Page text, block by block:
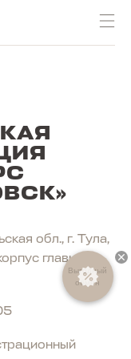
обл., г. Тула,
главный,
Выгодный
обмен